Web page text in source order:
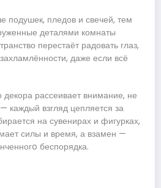
подушек, пледов и свечей, тем
деталями комнаты
перестаёт радовать глаз,
даже если всё
декора рассеивает внимание, не
каждый взгляд цепляется за
на сувенирах и фигурках,
силы и время, а взамен —
беспорядка.